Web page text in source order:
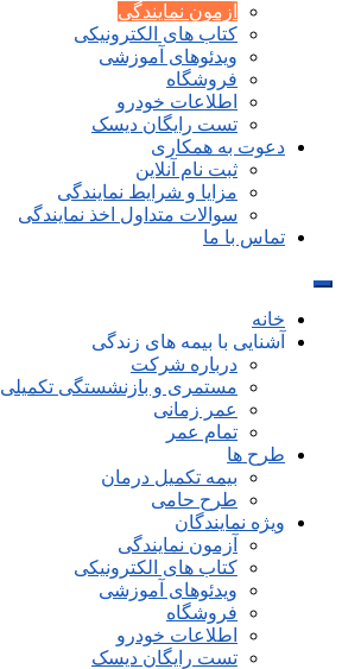
آزمون نمایندگی
کتاب های الکترونیکی
ویدئوهای آموزشی
فروشگاه
اطلاعات خودرو
تست رایگان دیسک
دعوت به همکاری
ثبت نام آنلاین
مزایا و شرایط نمایندگی
سوالات متداول اخذ نمایندگی
تماس با ما
خانه
آشنایی با بیمه های زندگی
درباره شرکت
مستمری و بازنشستگی تکمیلی
عمر زمانی
تمام عمر
طرح ها
بیمه تکمیل درمان
طرح حامی
ویژه نمایندگان
آزمون نمایندگی
کتاب های الکترونیکی
ویدئوهای آموزشی
فروشگاه
اطلاعات خودرو
تست رایگان دیسک